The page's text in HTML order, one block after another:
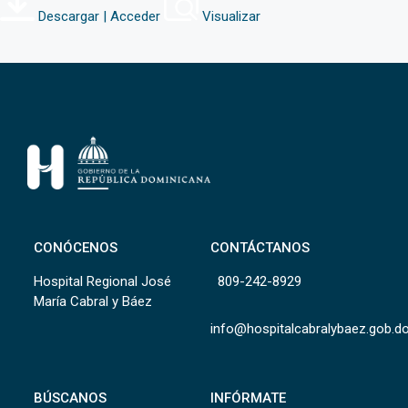
Descargar | Acceder Visualizar
CONÓCENOS
Hospital Regional José
María Cabral y Báez
CONTÁCTANOS
809-242-8929
BÚSCANOS INFÓRMATE